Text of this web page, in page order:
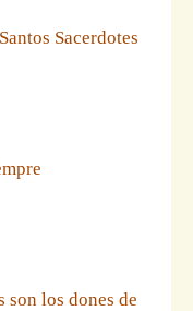
Sacerdotes
son los dones de